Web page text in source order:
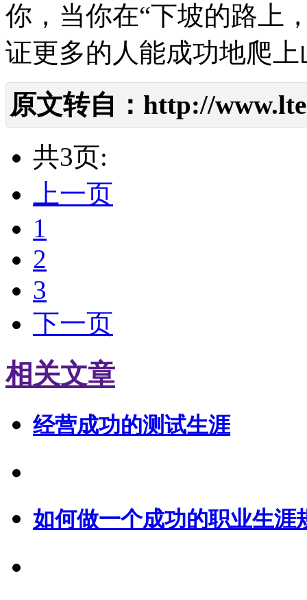
你，当你在“下坡的路上
证更多的人能成功地爬
原文转自： http://
共3页:
上一页
1
2
3
下一页
相关文章
经营成功的测试生涯
如何做一个成功的职业生涯